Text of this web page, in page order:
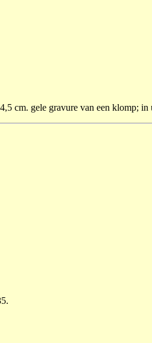
cm. gele gravure van een klomp; in